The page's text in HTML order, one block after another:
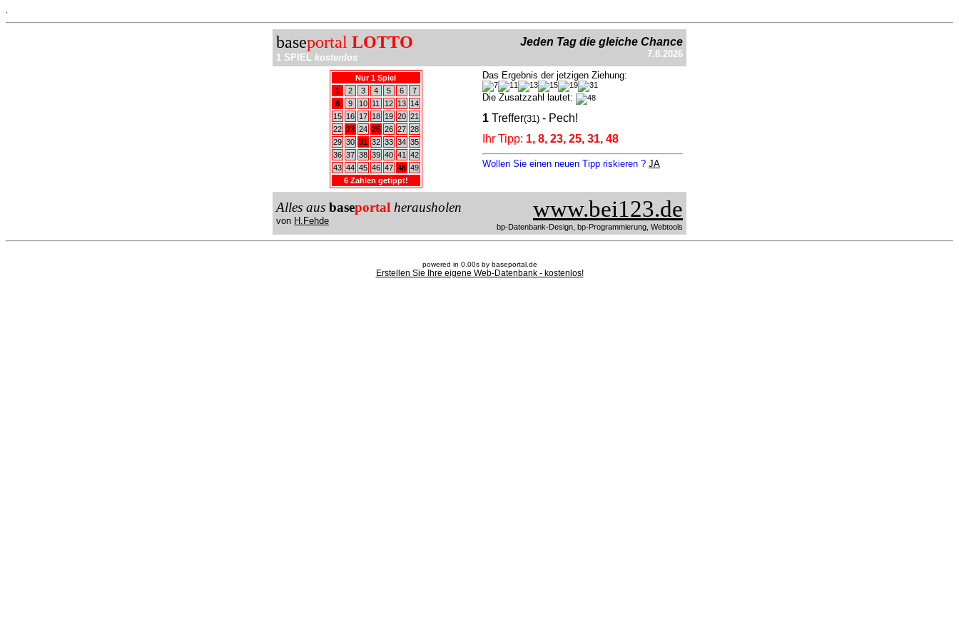
baseportal LOTTO
1 SPIEL kostenlos
Jeden Tag die gleiche Chance
7.8.2026
Nur 1 Spiel
1
2 3 4 5 6
7
8
9 10 11 12 13
14
15
16 17 18 19 20 21
22 23 24 25 26 27 28
29 30 31 32 33 34 35
36 37 38 39 40 41
42
43 44 45 46 47 48 49
6 Zahlen getippt!
Das Ergebnis der jetzigen Ziehung:
Die Zusatzzahl lautet:
1 Treffer(31) - Pech!
Ihr Tipp: 1, 8, 23, 25, 31, 48
Wollen Sie einen neuen Tipp riskieren ? JA
Alles aus baseportal herausholen
von H.Fehde www.bei123.de
bp-Datenbank-Design, bp-Programmierung, Webtools
powered in 0.00s by baseportal.de
Erstellen Sie Ihre eigene Web-Datenbank - kostenlos!